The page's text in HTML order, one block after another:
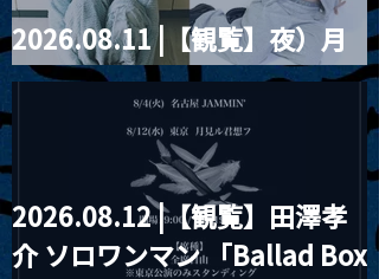
2026.08.11 |【観覧】夜）月
見ル君想フpre. Sugar Shock
2026.08.12 |【観覧】田澤孝
介 ソロワンマン 「Ballad Box